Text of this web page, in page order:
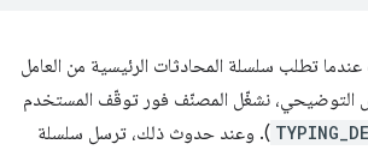
تطلب سلسلة المحادثات الرئيسية من العامل
نشغّل المصنّف فور توقّف المستخدم
). وعند حدوث ذلك، ترسل سلسلة